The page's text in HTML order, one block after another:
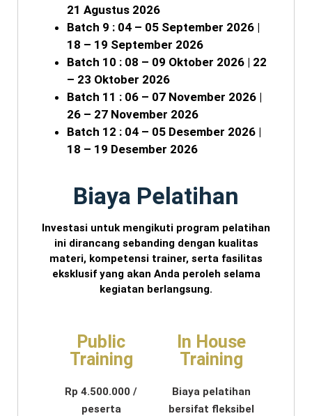
21 Agustus 2026
Batch 9 : 04 – 05 September 2026 |
18 – 19 September 2026
Batch 10 : 08 – 09 Oktober 2026 | 22
– 23 Oktober 2026
Batch 11 : 06 – 07 November 2026 |
26 – 27 November 2026
Batch 12 : 04 – 05 Desember 2026 |
18 – 19 Desember 2026
Biaya Pelatihan
Investasi untuk mengikuti program pelatihan
ini dirancang sebanding dengan kualitas
materi, kompetensi trainer, serta fasilitas
eksklusif yang akan Anda peroleh selama
kegiatan berlangsung.
Public
Training
Rp 4.500.000 /
peserta
In House
Training
Biaya pelatihan
bersifat fleksibel